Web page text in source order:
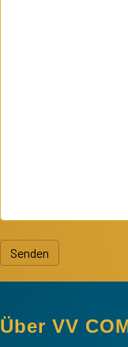
Senden
Über VV